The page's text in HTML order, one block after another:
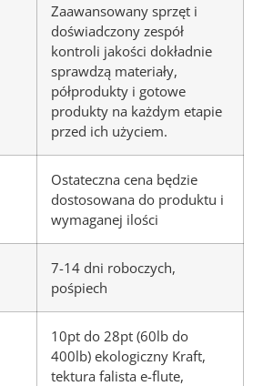
Zaawansowany sprzęt i
doświadczony zespół
kontroli jakości dokładnie
sprawdzą materiały,
półprodukty i gotowe
produkty na każdym etapie
przed ich użyciem.
Ostateczna cena będzie
dostosowana do produktu i
wymaganej ilości
7-14 dni roboczych,
pośpiech
10pt do 28pt (60lb do
400lb) ekologiczny Kraft,
tektura falista e-flute,